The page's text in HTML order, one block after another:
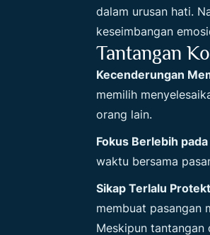
dalam urusan hati.
keseimbangan
Tantangan
Kecenderungan
memilih
orang lain.
Fokus Berlebih
waktu bersama
Sikap Terlalu
membuat pasangan
Meskipun